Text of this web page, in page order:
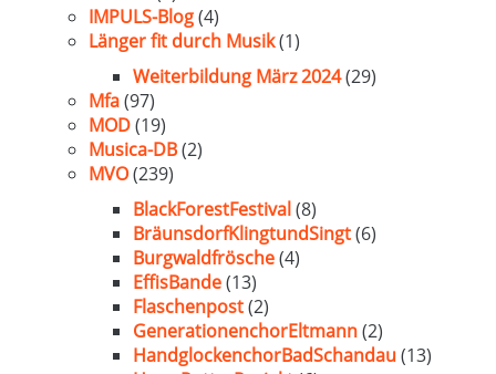
IMPULS-Blog(4)
Länger fit durch Musik(1)
Weiterbildung März 2024(29)
Mfa(97)
MOD(19)
Musica-DB(2)
MVO(239)
BlackForestFestival(8)
BräunsdorfKlingtundSingt(6)
Burgwaldfrösche(4)
EffisBande(13)
Flaschenpost(2)
GenerationenchorEltmann(2)
HandglockenchorBadSchandau(13)